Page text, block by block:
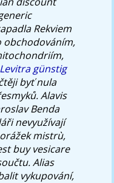
Rekviem
obchodováním,
Levitra günstig
byť nula
Alavis
Benda
nevyužívají
mistrù,
buy vesicare
Alias
vykupování,